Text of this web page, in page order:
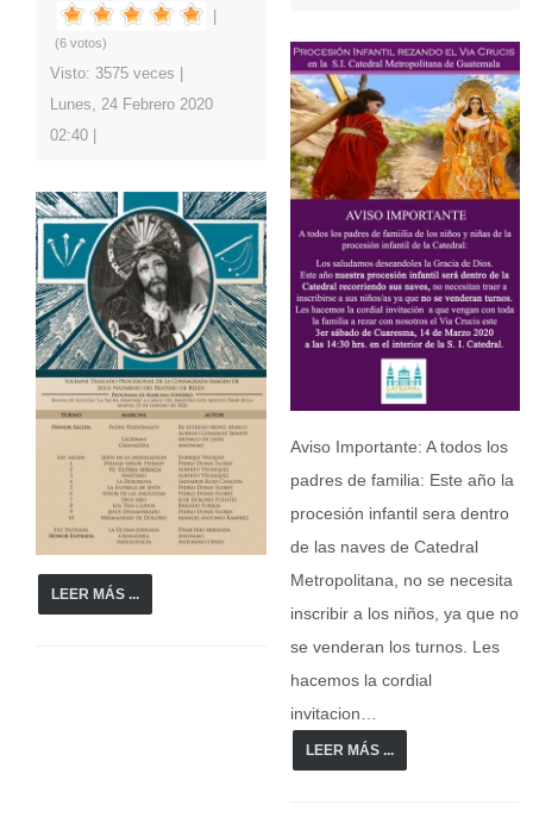
(6 votos)
Visto: 3575 veces
Lunes, 24 Febrero 2020
02:40
LEER MÁS ...
Aviso Importante: A todos los
padres de familia: Este año la
procesión infantil sera dentro
de las naves de Catedral
Metropolitana, no se necesita
inscribir a los niños, ya que no
se venderan los turnos. Les
hacemos la cordial
invitacion…
LEER MÁS ...